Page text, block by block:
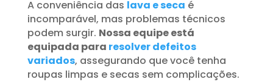
A conveniência das lava e seca é
incomparável, mas problemas técnicos
podem surgir. Nossa equipe está
equipada para resolver defeitos
variados, assegurando que você tenha
roupas limpas e secas sem complicações.